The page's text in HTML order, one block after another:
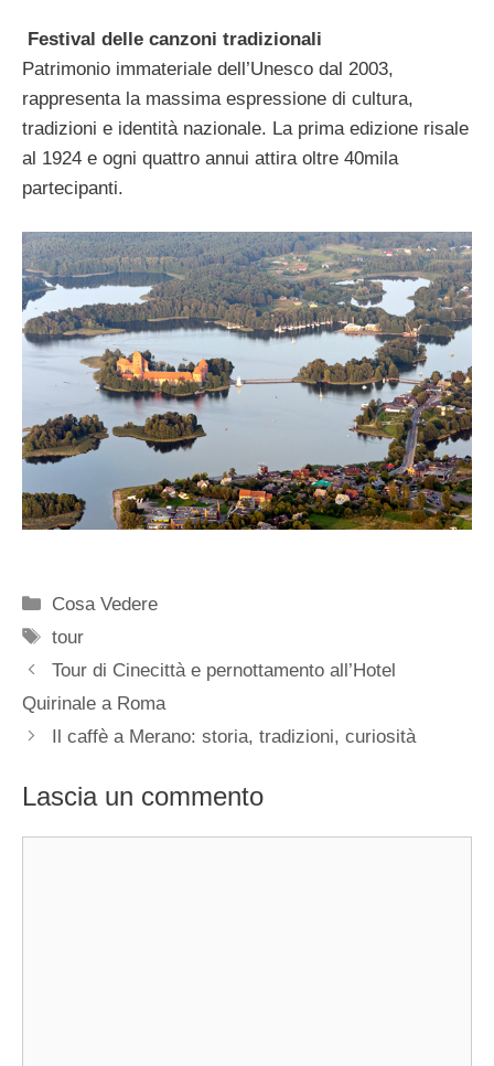
Festival delle canzoni tradizionali
Patrimonio immateriale dell’Unesco dal 2003,
rappresenta la massima espressione di cultura,
tradizioni e identità nazionale. La prima edizione risale
al 1924 e ogni quattro annui attira oltre 40mila
partecipanti.
Categorie
Cosa Vedere
Tag
tour
Tour di Cinecittà e pernottamento all’Hotel
Quirinale a Roma
Il caffè a Merano: storia, tradizioni, curiosità
Lascia un commento